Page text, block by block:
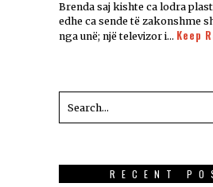
Brenda saj kishte ca lodra
edhe ca sende të zakonshme
nga unë; një televizor i… Keep
RECENT